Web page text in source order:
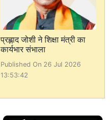
प्रह्लाद जोशी ने शिक्षा मंत्री का
कार्यभार संभाला
Published On 26 Jul 2026
13:53:42